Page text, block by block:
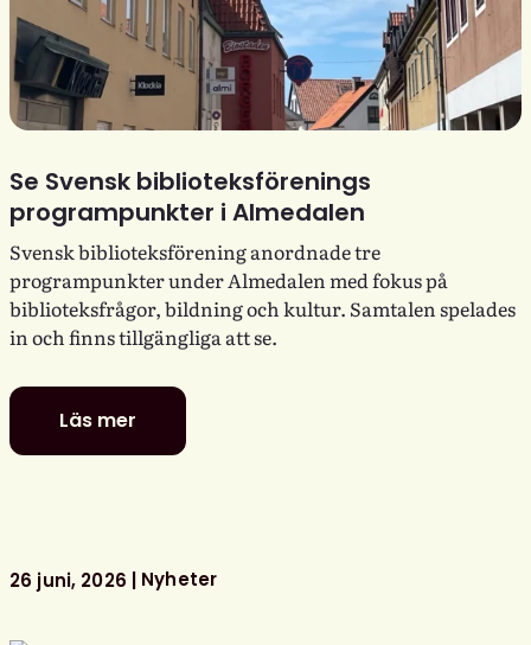
Se Svensk biblioteksförenings
programpunkter i Almedalen
Svensk biblioteksförening anordnade tre
programpunkter under Almedalen med fokus på
biblioteksfrågor, bildning och kultur. Samtalen spelades
in och finns tillgängliga att se.
Läs mer
Se
Svensk
Almedalen
26 juni, 2026 Nyheter